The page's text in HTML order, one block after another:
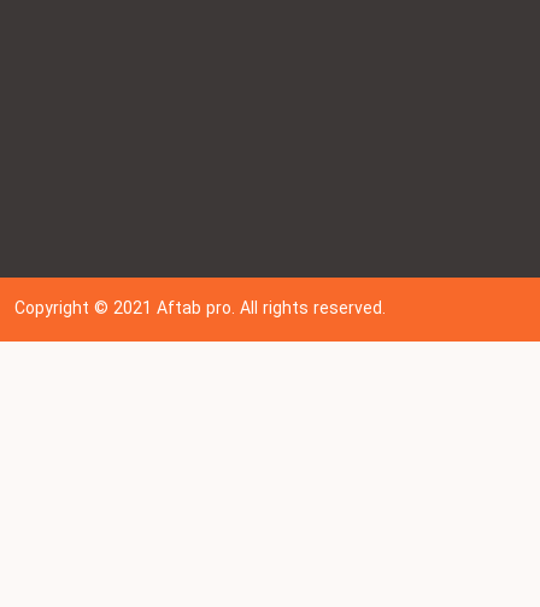
Copyright © 202 1Aftab pro. All rights reserved.